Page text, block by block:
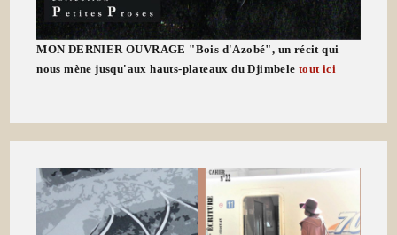
MON DERNIER OUVRAGE "Bois d'Azobé", un récit qui
nous mène jusqu'aux hauts-plateaux du Djimbeletout ici